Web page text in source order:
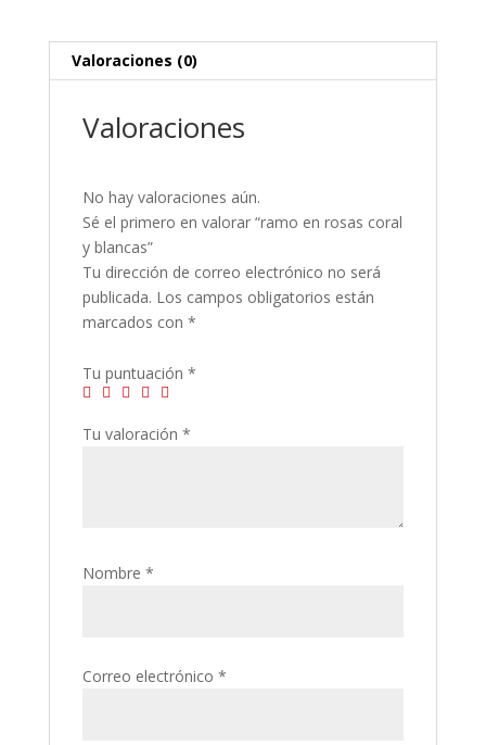
Valoraciones (0)
Valoraciones
No hay valoraciones aún.
Sé el primero en valorar “ramo en rosas coral
y blancas”
Tu dirección de correo electrónico no será
publicada. Los campos obligatorios están
marcados con *
Tu puntuación *
Tu valoración *
Nombre *
Correo electrónico *